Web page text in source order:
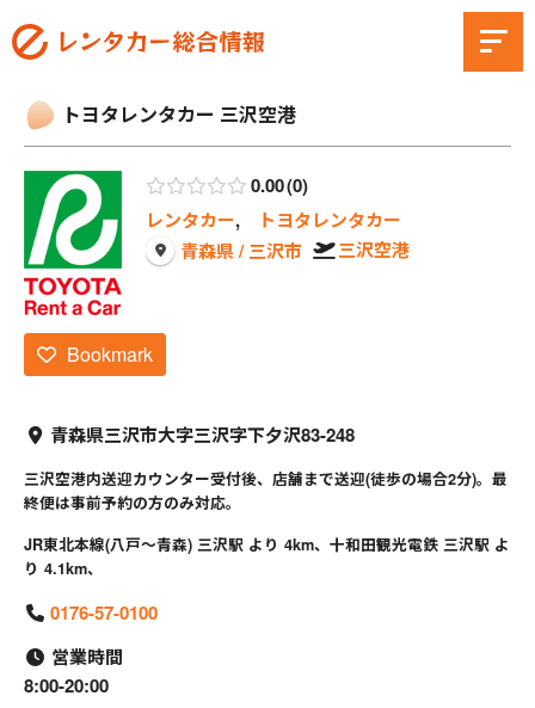
トヨタレンタカー 三沢空港
0.00 0
レンタカー,
トヨタレンタカー
青森県 / 三沢市
三沢空港
Bookmark
青森県三沢市大字三沢字下夕沢83-248
三沢空港内送迎カウンター受付後、店舗まで送迎(徒歩の場合2分)。最
終便は事前予約の方のみ対応。
JR東北本線(八戸～青森) 三沢駅 より 4km、十和田観光電鉄 三沢駅 よ
り 4.1km、
0176-57-0100
営業時間
8:00-20:00